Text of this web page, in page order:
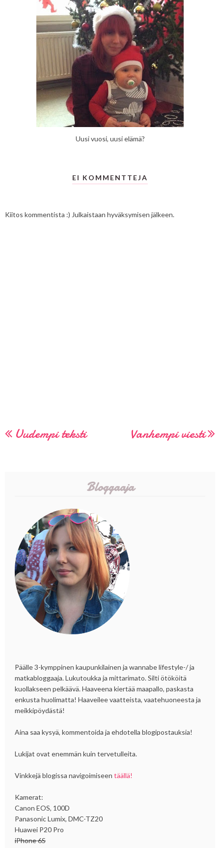
Uusi vuosi, uusi elämä?
EI KOMMENTTEJA
Kiitos kommentista :) Julkaistaan hyväksymisen jälkeen.
Uudempi teksti Vanhempi viesti
Bloggaaja
Päälle 3-kymppinen kaupunkilainen ja wannabe lifestyle-/ ja
matkabloggaaja. Lukutoukka ja mittarimato. Silti ötököitä
kuollakseen pelkäävä. Haaveena kiertää maapallo, paskasta
enkusta huolimatta! Haaveilee vaatteista, vaatehuoneesta ja
meikkipöydästä!
Aina saa kysyä, kommentoida ja ehdotella blogipostauksia!
Lukijat ovat enemmän kuin tervetulleita.
Vinkkejä blogissa navigoimiseen täällä!
Kamerat:
Canon EOS, 100D
Panasonic Lumix, DMC-TZ20
Huawei P20 Pro
iPhone 6S